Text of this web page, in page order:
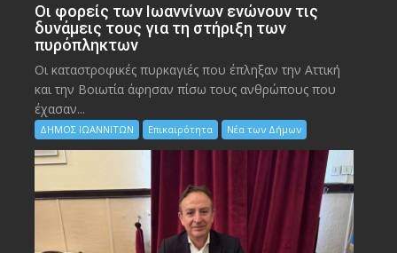
Οι φορείς των Ιωαννίνων ενώνουν τις
δυνάμεις τους για τη στήριξη των
πυρόπληκτων
Οι καταστροφικές πυρκαγιές που έπληξαν την Αττική
και την Bοιωτία άφησαν πίσω τους ανθρώπους που
έχασαν...
ΔΗΜΟΣ ΙΩΑΝΝΙΤΩΝ Επικαιρότητα Νέα των Δήμων